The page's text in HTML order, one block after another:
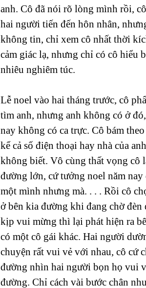
anh. Cô đã nói rõ lòng mình rồi,
hai người tiến đến hôn nhân,
không tin, chỉ xem cô nhất thời
cảm giác lạ, nhưng chỉ có cô hiểu
nhiêu nghiêm túc.
Lễ noel vào hai tháng trước, cô
tìm anh, nhưng anh không có ở
nay không có ca trực. Cô bám
kể cả số điện thoại hay nhà của
không biết. Vô cùng thất vọng cô
đường lớn, cứ tưởng noel năm nay
một mình nhưng mà. . . . Rồi cô
ở bên kia đường khi đang chờ đèn
kịp vui mừng thì lại phát hiện ra
có một cô gái khác. Hai người
chuyện rất vui vẻ với nhau, cô cứ
đường nhìn hai người bọn họ vui
đường. Chỉ cách vài bước chân